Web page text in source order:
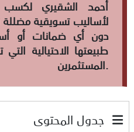
أحمد الشقيري لكسب
لأساليب تسويقية مضللة
دون أي ضمانات أو
طبيعتها الاحتيالية
المستثمرين.
جدول المحتوى